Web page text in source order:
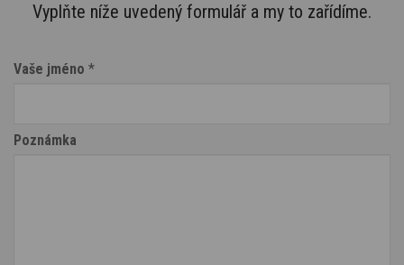
Vyplňte níže uvedený formulář a my to zařídíme.
Vaše jméno *
Poznámka